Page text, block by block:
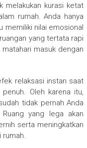
melakukan kurasi ketat
rumah. Anda hanya
memiliki nilai emosional
yang tertata rapi
masuk dengan
relaksasi instan saat
Oleh karena itu,
tidak pernah Anda
yang lega akan
serta meningkatkan
rumah.